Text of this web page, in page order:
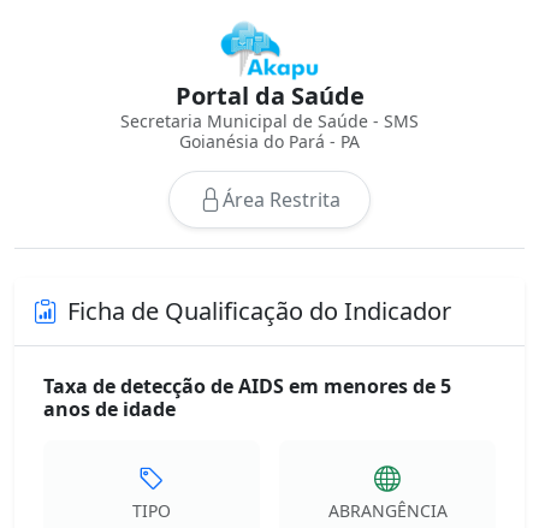
Portal da Saúde
Secretaria Municipal de Saúde - SMS
Goianésia do Pará - PA
Área Restrita
Ficha de Qualificação do Indicador
Taxa de detecção de AIDS em menores de 5
anos de idade
TIPO ABRANGÊNCIA